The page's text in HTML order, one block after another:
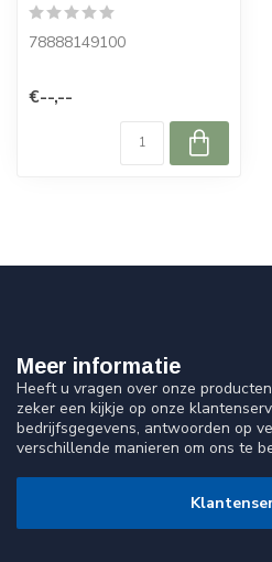
78888149100
€--,--
Meer informatie
Heeft u vragen over onze
zeker een kijkje op onze
bedrijfsgegevens, antwoorden op
verschillende manieren om ons te